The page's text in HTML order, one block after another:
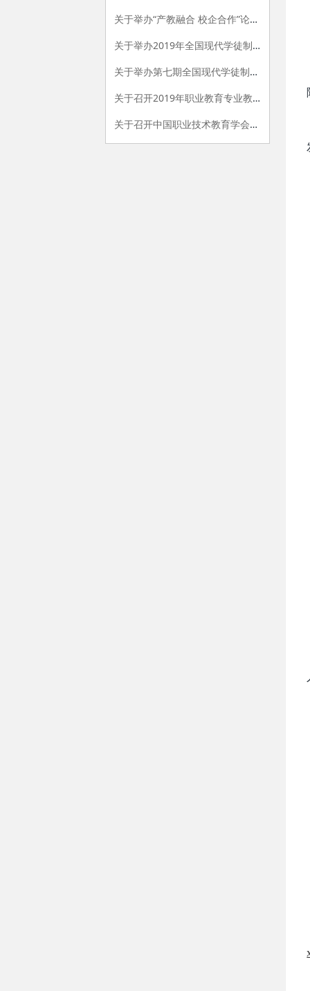
关于举办“产教融合 校企合作”论坛暨全国高职“校企一体化”创新联盟 2019年年会的通知
关于举办2019年全国现代学徒制工作（第三期）培训班的通知
关于举办第七期全国现代学徒制试点工作培训班的通知
关于召开2019年职业教育专业教学资源库建设工作研讨会的通知
关于召开中国职业技术教育学会信息化工作委员会第二次会员代表大会的通知